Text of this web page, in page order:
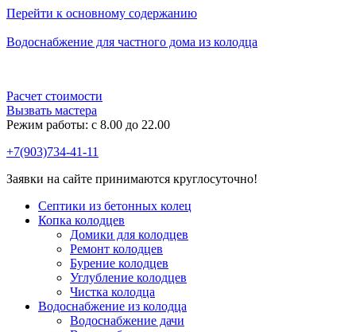
Перейти к основному содержанию
Водоснабжение для частного дома из колодца
Расчет стоимости
Вызвать мастера
Режим работы: c 8.00 до 22.00
+7(903)734-41-11
Заявки на сайте принимаются круглосуточно!
Септики из бетонных колец
Копка колодцев
Домики для колодцев
Ремонт колодцев
Бурение колодцев
Углубление колодцев
Чистка колодца
Водоснабжение из колодца
Водоснабжение дачи